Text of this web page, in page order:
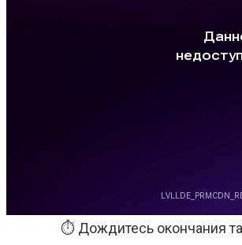
⏱️ Дождитесь окончания